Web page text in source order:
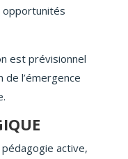
est prévisionnel
l’émergence
active,